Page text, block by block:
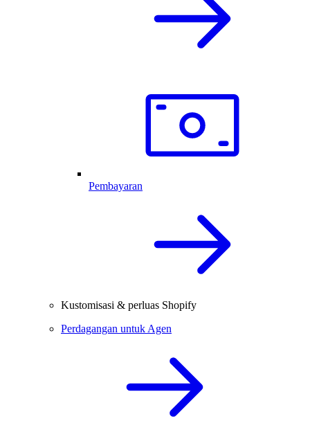
Pembayaran
Kustomisasi & perluas Shopify
Perdagangan untuk Agen